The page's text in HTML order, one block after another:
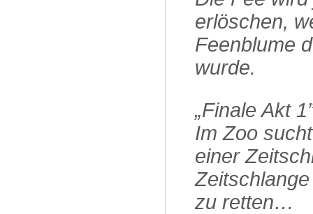
erlöschen,
Feenblume
wurde.
„Finale Akt
Im Zoo
einer
zu retten…